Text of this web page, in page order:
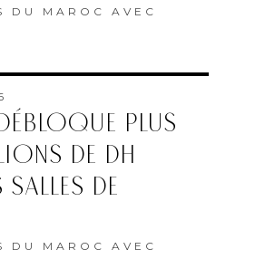
DU MAROC AVEC
PLUS
DE DH
DE
DU MAROC AVEC